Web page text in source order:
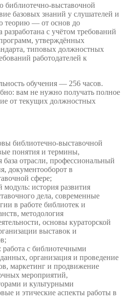
библиотечно-выставочной
базовых знаний у слушателей и
теорию — от основ до
с учётом требований
утверждённых
типовых должностных
работодателей к
обучения — 256 часов.
вам не нужно получать полное
от текущих должностных
библиотечно-выставочной
понятия и термины,
база отрасли, профессиональный
документооборот в
сфере;
история развития
дела, современные
в работе библиотек и
методология
основы кураторской
выставок и
с библиотечными
организация и проведение
маркетинг и продвижение
мероприятий,
и культурными
и этические аспекты работы в